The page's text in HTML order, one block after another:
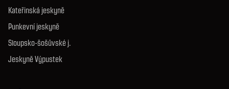
Kateřinská jeskyně
Punkevní jeskyně
Sloupsko-šošůvské j.
Jeskyně Výpustek